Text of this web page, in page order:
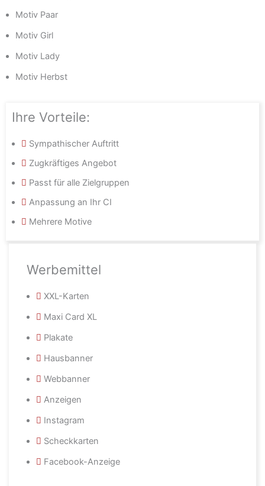
Motiv Paar
Motiv Girl
Motiv Lady
Motiv Herbst
Ihre Vorteile:
Sympathischer Auftritt
Zugkräftiges Angebot
Passt für alle Zielgruppen
Anpassung an Ihr CI
Mehrere Motive
Werbemittel
XXL-Karten
Maxi Card XL
Plakate
Hausbanner
Webbanner
Anzeigen
Instagram
Scheckkarten
Facebook-Anzeige